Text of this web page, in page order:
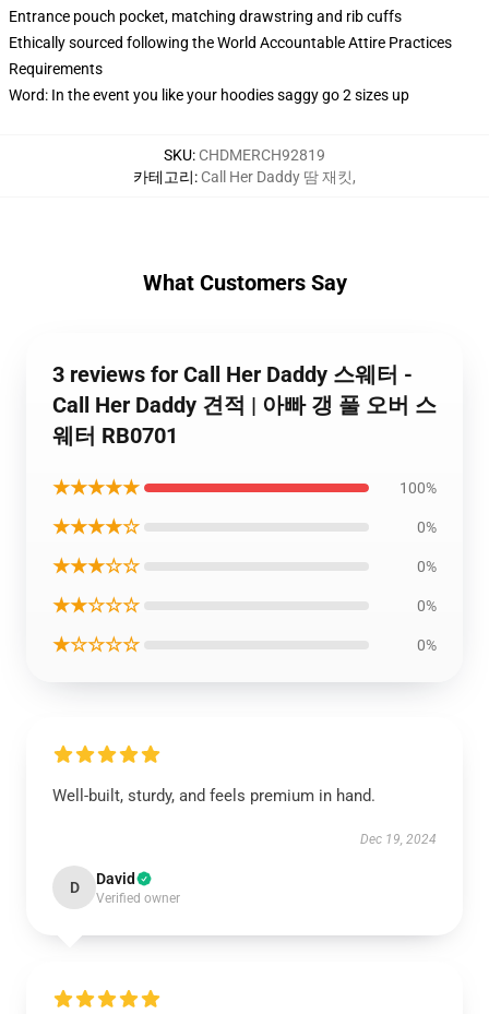
Entrance pouch pocket, matching drawstring and rib cuffs
Ethically sourced following the World Accountable Attire Practices
Requirements
Word: In the event you like your hoodies saggy go 2 sizes up
SKU: CHDMERCH92819
카테고리: Call Her Daddy 땀 재킷,
What Customers Say
3 reviews for Call Her Daddy 스웨터 -
Call Her Daddy 견적 | 아빠 갱 풀 오버 스
웨터 RB0701
★★★★★ 100%
★★★★☆ 0%
★★★☆☆ 0%
★★☆☆☆ 0%
★☆☆☆☆ 0%
Well-built, sturdy, and feels premium in hand.
Dec 19, 2024
D David
Verified owner